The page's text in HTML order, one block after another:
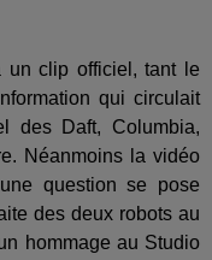
un clip officiel, tant le
qui circulait
des Daft, Columbia,
Néanmoins la vidéo
question se pose
des deux robots au
hommage au Studio